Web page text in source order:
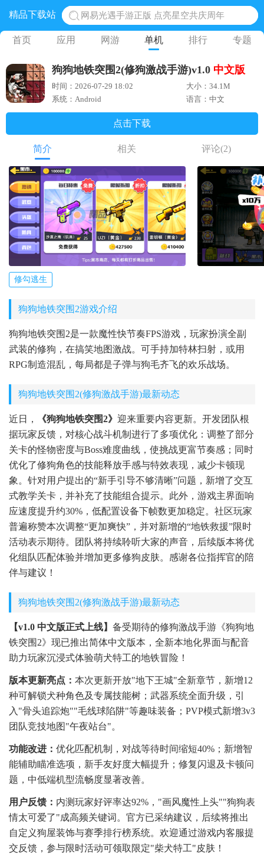
精品下载站
网易光遇手游正版 点亮星空共庆周年
黎明觉醒生机腾讯正版 黎明觉醒生机国际服
蛋仔派对下载 蛋仔派对体验服
奥特曼王者传奇 正版奥特曼游戏
地铁跑酷体验服国际服 地铁跑酷体验服版本
首页 应用 网游 单机 排行 专题
狗狗地铁突围2(修狗激战手游)v1.0 中文版
时间：2026-07-29 18:02
大小：34.1M
系统：Android
语言：中文
点击下载
简介 相关 评论(2)
修勾逃生
狗狗地铁突围2游戏介绍
狗狗地铁突围2是一款魔性快节奏FPS游戏，玩家扮演全副
武装的修狗，在搞笑地图激战。可手持加特林扫射，或用
RPG制造混乱，每局都是子弹与狗毛齐飞的欢乐战场。
狗狗地铁突围2(修狗激战手游)最新动态
近日， 《狗狗地铁突围2》 迎来重要内容更新。开发团队根
据玩家反馈，对核心战斗机制进行了多项优化：调整了部分
关卡的怪物密度与Boss难度曲线，使挑战更富节奏感；同时
优化了修狗角色的技能释放手感与特效表现，减少卡顿现
象。针对用户提出的“新手引导不够清晰”问题，新增了交互
式教学关卡，并补充了技能组合提示。此外，游戏主界面响
应速度提升约30%，低配置设备下帧数更加稳定。社区玩家
普遍称赞本次调整“更加爽快”，并对新增的“地铁救援”限时
活动表示期待。团队将持续聆听大家的声音，后续版本将优
化组队匹配体验并增加更多修狗皮肤。感谢各位指挥官的陪
伴与建议！
狗狗地铁突围2(修狗激战手游)最新动态
【v1.0 中文版正式上线】 备受期待的修狗激战手游《狗狗地
铁突围2》现已推出简体中文版本，全新本地化界面与配音
助力玩家沉浸式体验萌犬特工的地铁冒险！
版本更新亮点： 本次更新开放"地下王城"全新章节，新增12
种可解锁犬种角色及专属技能树；武器系统全面升级，引
入"骨头追踪炮""毛线球陷阱"等趣味装备；PVP模式新增3v3
团队竞技地图"午夜站台"。
功能改进： 优化匹配机制，对战等待时间缩短40%；新增智
能辅助瞄准选项，新手友好度大幅提升；修复闪退及卡顿问
题，中低端机型流畅度显著改善。
用户反馈： 内测玩家好评率达92%，"画风魔性上头""狗狗表
情太可爱了"成高频关键词。官方已采纳建议，后续将推出
自定义狗屋装饰与赛季排行榜系统。欢迎通过游戏内客服提
交反馈，参与限时活动可领取限定"柴犬特工"皮肤！